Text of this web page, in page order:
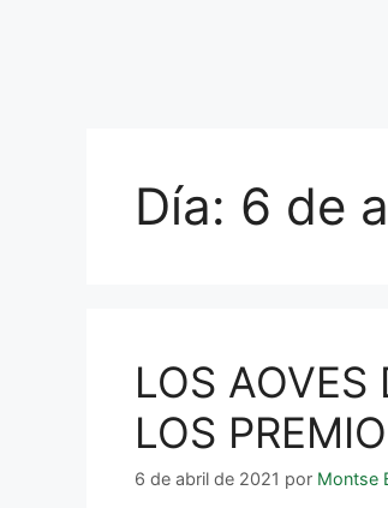
Día: 6 de
LOS AOVES
LOS
6 de abril de 2021 por Montse